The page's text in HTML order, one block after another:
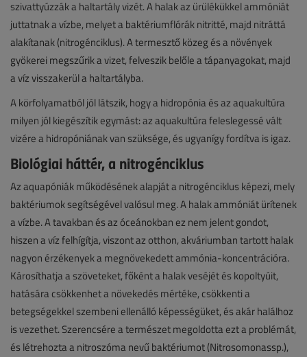
szivattyúzzák a haltartály vizét. A halak az ürülékükkel ammóniát
juttatnak a vízbe, melyet a baktériumflórák nitritté, majd nitráttá
alakítanak (nitrogénciklus). A termesztő közeg és a növények
gyökerei megszűrik a vizet, felveszik belőle a tápanyagokat, majd
a víz visszakerül a haltartályba.
A körfolyamatból jól látszik, hogy a hidropónia és az aquakultúra
milyen jól kiegészítik egymást: az aquakultúra feleslegessé vált
vizére a hidropóniának van szüksége, és ugyanígy fordítva is igaz.
Biológiai háttér, a nitrogénciklus
Az aquapóniák működésének alapját a nitrogénciklus képezi, mely
baktériumok segítségével valósul meg. A halak ammóniát ürítenek
a vízbe. A tavakban és az óceánokban ez nem jelent gondot,
hiszen a víz felhígítja, viszont az otthon, akváriumban tartott halak
nagyon érzékenyek a megnövekedett ammónia-koncentrációra.
Károsíthatja a szöveteket, főként a halak veséjét és kopoltyúit,
hatására csökkenhet a növekedés mértéke, csökkenti a
betegségekkel szembeni ellenálló képességüket, és akár halálhoz
is vezethet. Szerencsére a természet megoldotta ezt a problémát,
és létrehozta a nitroszóma nevű baktériumot (Nitrosomonassp.),